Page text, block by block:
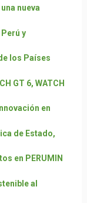
nueva
y
los Países
GT 6, WATCH
en
de Estado,
en PERUMIN
al